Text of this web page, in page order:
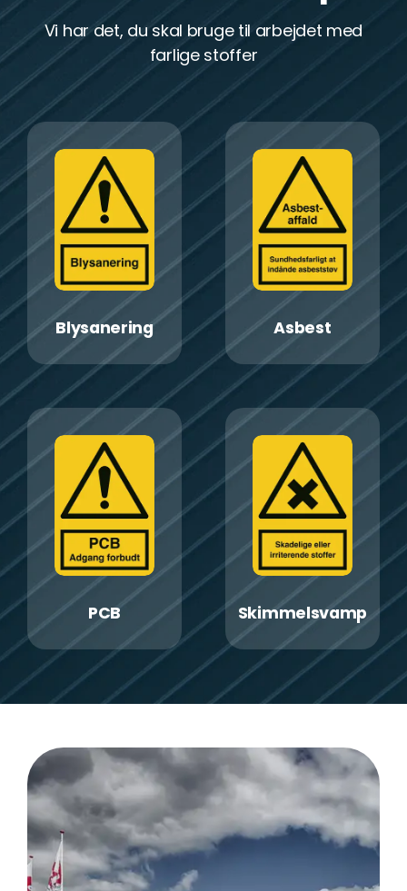
Vi har det, du skal bruge til arbejdet med
farlige stoffer
Blysanering Asbest
PCB Skimmelsvamp